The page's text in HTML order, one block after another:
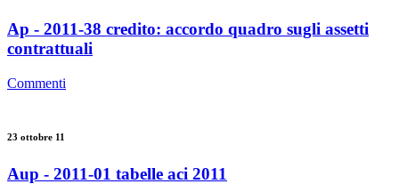
Ap - 2011-38 credito: accordo quadro sugli assetti
contrattuali
Commenti
23 ottobre 11
Aup - 2011-01 tabelle aci 2011